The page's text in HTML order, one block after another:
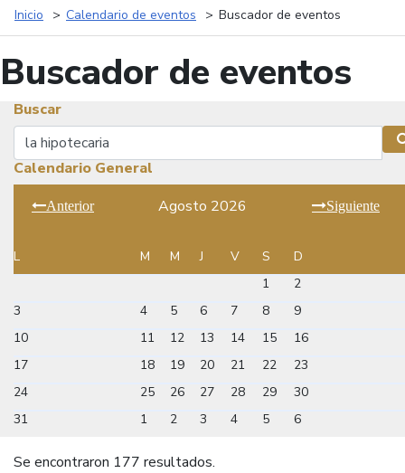
Inicio Calendario de eventos Buscador de eventos
Buscador de eventos
Buscar
Buscar
Calendario General
Anterior Agosto 2026 Siguiente
L M M J V S
D
1
2
3
4 5 6 7 8
9
10
11 12 13 14 15
16
17
18 19 20 21 22
23
24
25 26 27 28 29
30
31
1 2 3 4 5 6
Se encontraron 177 resultados.